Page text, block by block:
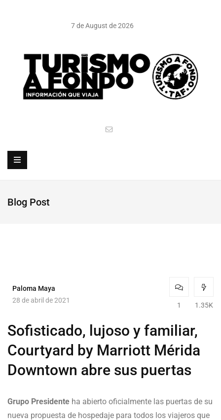
7 de August de 2026
Blog Post
Paloma Maya
28 de abril de 2021
1 1.35K
Sofisticado, lujoso y familiar,
Courtyard by Marriott Mérida
Downtown abre sus puertas
Grupo Presidente ha abierto oficialmente las puertas de su
nueva propuesta de hospedaje para todos los viajeros que